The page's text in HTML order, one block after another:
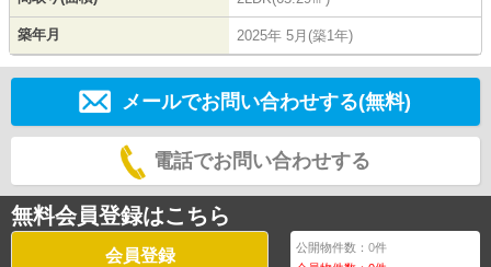
築年月 2025年 5月(築1年)
メールでお問い合わせする(無料)
電話でお問い合わせする
無料会員登録はこちら
会員登録 公開物件数：0件